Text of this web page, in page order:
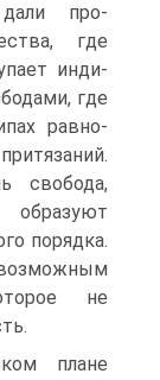
дали про­
где
инди­
где
равно-
свобода,
порядка.
не
плане